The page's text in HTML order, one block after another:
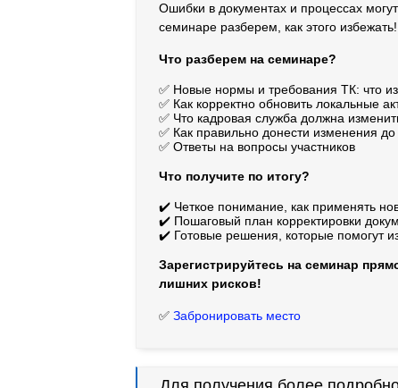
Ошибки в документах и процессах
семинаре разберем, как этого избежать!
Что разберем на семинаре?
✅ Новые нормы и требования ТК: что
✅ Как корректно обновить локальные
✅ Что кадровая служба должна
✅ Как правильно донести изменения
✅ Ответы на вопросы участников
Что получите по итогу?
✔️ Четкое понимание, как применять
✔️ Пошаговый план корректировки
✔️ Готовые решения, которые помогут
Зарегистрируйтесь на семинар
лишних рисков!
✅ Забронировать место